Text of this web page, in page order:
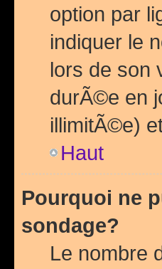
option par
indiquer le
lors de son
durÃ©e en
illimitÃ©e)
Haut
Pourquoi ne
sondage?
Le nombre